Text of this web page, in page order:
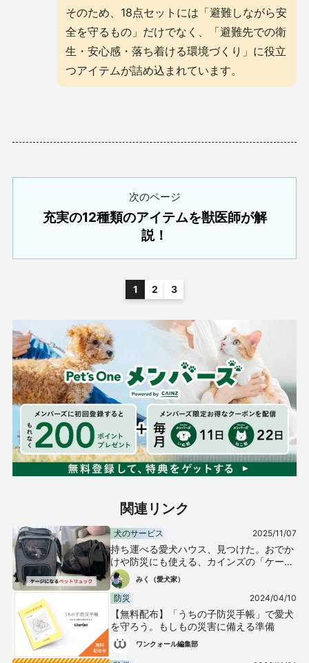
そのため、18点セットには「避難しながら安
全を守るもの」だけでなく、「避難先での衛
生・安心感・落ち着ける環境づくり」に役立
つアイテムが詰め込まれています。
次のページ
充実の12種類のアイテムを獣医師が解
説！
1 2 3
関連リンク
犬のサービス 2025/11/07
持ち運べる愛犬ハウス、見つけた。おでか
けや防災にも使える、カインズの「ケージ
になる折りたたみペットリュック」
みく（愛犬家）
防災 2024/04/10
【無料配布】「うちの子防災手帳」で愛犬
を守ろう。もしもの災害に備える準備
ワンクォール編集部